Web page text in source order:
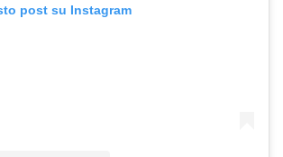
post su Instagram